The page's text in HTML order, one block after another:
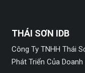
THÁI SƠN IDB
Công Ty TNHH Thái
Phát Triển Của Doanh